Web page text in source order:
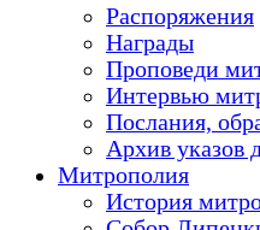
Распоряжения
Награды
Проповеди
Интервью
Послания,
Архив указов
Митрополия
История